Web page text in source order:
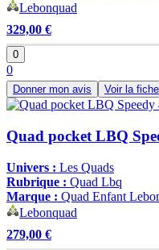
Lebonquad
329,00 €
0
0
Donner mon avis Voir la
Quad pocket LBQ
Univers : Les Quads
Rubrique : Quad Lbq
Marque : Quad Enfant
Lebonquad
279,00 €